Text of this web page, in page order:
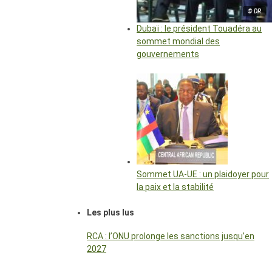
© DR
Dubaï : le président Touadéra au
sommet mondial des
gouvernements
Sommet UA-UE : un plaidoyer pour
la paix et la stabilité
Les plus lus
RCA : l’ONU prolonge les sanctions jusqu’en
2027